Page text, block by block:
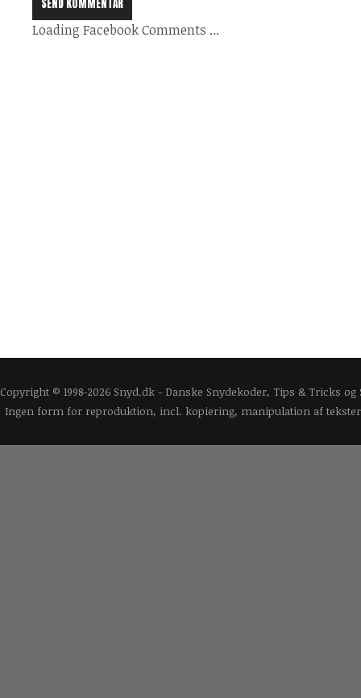
Loading Facebook Comments ...
Copyright © 1998-2026 Snyd.dk - Danske Snydekoder, Tips & Tricks
Ingen form for reproduktion, incl. kopiering, manipulation af